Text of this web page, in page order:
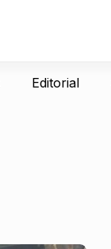
Editorial